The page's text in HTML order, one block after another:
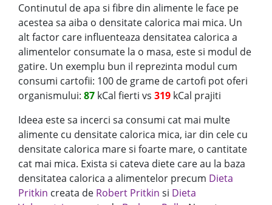
Continutul de apa si fibre din alimente le face pe
acestea sa aiba o densitate calorica mai mica. Un
alt factor care influenteaza densitatea calorica a
alimentelor consumate la o masa, este si modul de
gatire. Un exemplu bun il reprezinta modul cum
consumi cartofii: 100 de grame de cartofi pot oferi
organismului: 87 kCal fierti vs 319 kCal prajiti
Ideea este sa incerci sa consumi cat mai multe
alimente cu densitate calorica mica, iar din cele cu
densitate calorica mare si foarte mare, o cantitate
cat mai mica. Exista si cateva diete care au la baza
densitatea calorica a alimentelor precum Dieta
Pritkin creata de Robert Pritkin si Dieta